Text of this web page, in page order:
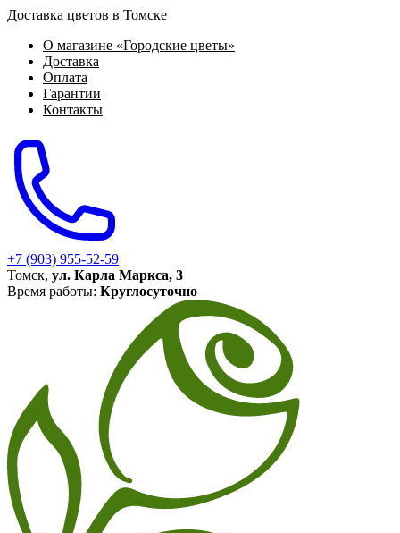
Доставка цветов в Томске
О магазине «Городские цветы»
Доставка
Оплата
Гарантии
Контакты
+7 (903) 955-52-59
Томск, ул. Карла Маркса, 3
Время работы: Круглосуточно